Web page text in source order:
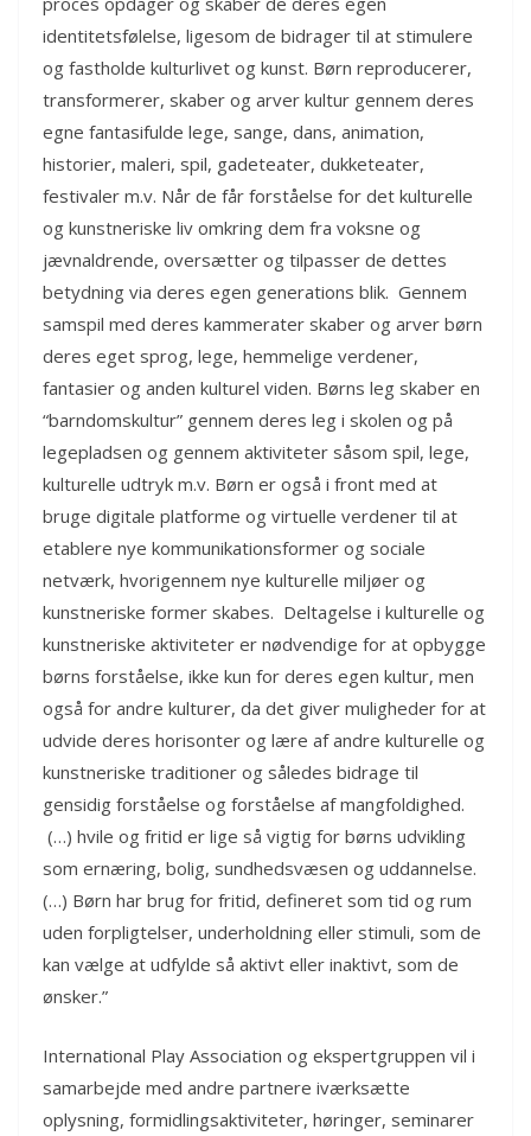
identitetsfølelse, ligesom de bidrager til at stimulere
og fastholde kulturlivet og kunst. Børn reproducerer,
transformerer, skaber og arver kultur gennem deres
egne fantasifulde lege, sange, dans, animation,
historier, maleri, spil, gadeteater, dukketeater,
festivaler m.v. Når de får forståelse for det kulturelle
og kunstneriske liv omkring dem fra voksne og
jævnaldrende, oversætter og tilpasser de dettes
betydning via deres egen generations blik. Gennem
samspil med deres kammerater skaber og arver børn
deres eget sprog, lege, hemmelige verdener,
fantasier og anden kulturel viden. Børns leg skaber en
“barndomskultur” gennem deres leg i skolen og på
legepladsen og gennem aktiviteter såsom spil, lege,
kulturelle udtryk m.v. Børn er også i front med at
bruge digitale platforme og virtuelle verdener til at
etablere nye kommunikationsformer og sociale
netværk, hvorigennem nye kulturelle miljøer og
kunstneriske former skabes. Deltagelse i kulturelle og
kunstneriske aktiviteter er nødvendige for at opbygge
børns forståelse, ikke kun for deres egen kultur, men
også for andre kulturer, da det giver muligheder for at
udvide deres horisonter og lære af andre kulturelle og
kunstneriske traditioner og således bidrage til
gensidig forståelse og forståelse af mangfoldighed.
(…) hvile og fritid er lige så vigtig for børns udvikling
som ernæring, bolig, sundhedsvæsen og uddannelse.
(…) Børn har brug for fritid, defineret som tid og rum
uden forpligtelser, underholdning eller stimuli, som de
kan vælge at udfylde så aktivt eller inaktivt, som de
ønsker.”
International Play Association og ekspertgruppen vil i
samarbejde med andre partnere iværksætte
oplysning, formidlingsaktiviteter, høringer, seminarer